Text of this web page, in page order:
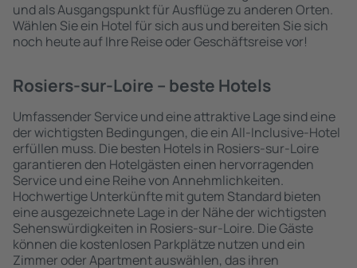
und als Ausgangspunkt für Ausflüge zu anderen Orten.
Wählen Sie ein Hotel für sich aus und bereiten Sie sich
noch heute auf Ihre Reise oder Geschäftsreise vor!
Rosiers-sur-Loire – beste Hotels
Umfassender Service und eine attraktive Lage sind eine
der wichtigsten Bedingungen, die ein All-Inclusive-Hotel
erfüllen muss. Die besten Hotels in Rosiers-sur-Loire
garantieren den Hotelgästen einen hervorragenden
Service und eine Reihe von Annehmlichkeiten.
Hochwertige Unterkünfte mit gutem Standard bieten
eine ausgezeichnete Lage in der Nähe der wichtigsten
Sehenswürdigkeiten in Rosiers-sur-Loire. Die Gäste
können die kostenlosen Parkplätze nutzen und ein
Zimmer oder Apartment auswählen, das ihren